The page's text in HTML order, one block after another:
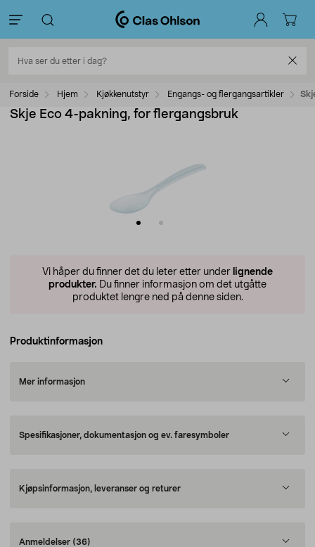
Forside Hjem Kjøkkenutstyr Engangs- og flergangsartikler
Skje Eco 4-pakning, for flergangsbruk
Vi håper du finner det du leter etter under lignende
produkter. Du finner informasjon om det utgåtte
produktet lengre ned på denne siden.
Produktinformasjon
Mer informasjon
Spesifikasjoner, dokumentasjon og ev. faresymboler
Kjøpsinformasjon, leveranser og returer
Anmeldelser (36)